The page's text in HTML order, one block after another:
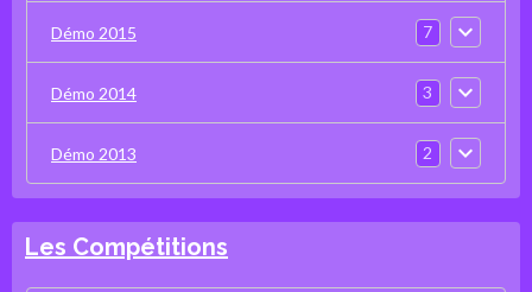
Démo 2015 7
Démo 2014 3
Démo 2013 2
Les Compétitions